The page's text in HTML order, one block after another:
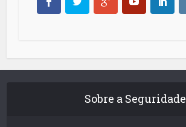
Sobre a Seguridade